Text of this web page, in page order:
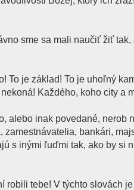
sme sa mali naučiť žiť
To je základ! To je uhoľný
Každého, koho city a
alebo inak povedané, nerob
zamestnávatelia, bankári,
s inými ľuďmi tak, ako by si
robili tebe! V týchto slovách